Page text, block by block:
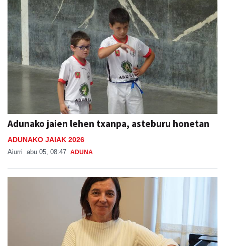
Adunako jaien lehen txanpa, asteburu honetan
ADUNAKO JAIAK 2026
Aiurri abu 05, 08:47 ADUNA